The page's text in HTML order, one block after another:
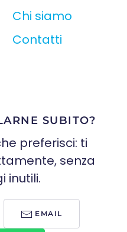
Chi siamo
Contatti
SUBITO?
preferisci: ti
senza
inutili.
EMAIL